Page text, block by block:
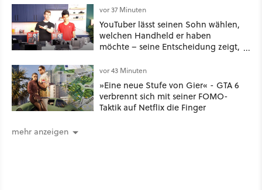
vor 37 Minuten
YouTuber lässt seinen Sohn wählen,
welchen Handheld er haben
möchte – seine Entscheidung zeigt,
Wichtigste ist [Best of GameStar]
vor 43 Minuten
»Eine neue Stufe von Gier« - GTA 6
verbrennt sich mit seiner FOMO-
Taktik auf Netflix die Finger
mehr anzeigen